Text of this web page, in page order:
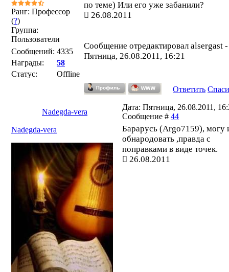
Ранг: Профессор
(?)
Группа:
Пользователи
Сообщений: 4335
Награды:
58
Статус:
Offline
по теме) Или его уже забанили?
26.08.2011
Сообщение отредактировал alsergast -
Пятница, 26.08.2011, 16:21
Ответить
Nadegda-vera
Дата: Пятница, 26.08.2011,
Сообщение # 44
Nadegda-vera
Барарусь (Argo7159), могу
обнародовать ,правда с
поправками в виде точек.
26.08.2011